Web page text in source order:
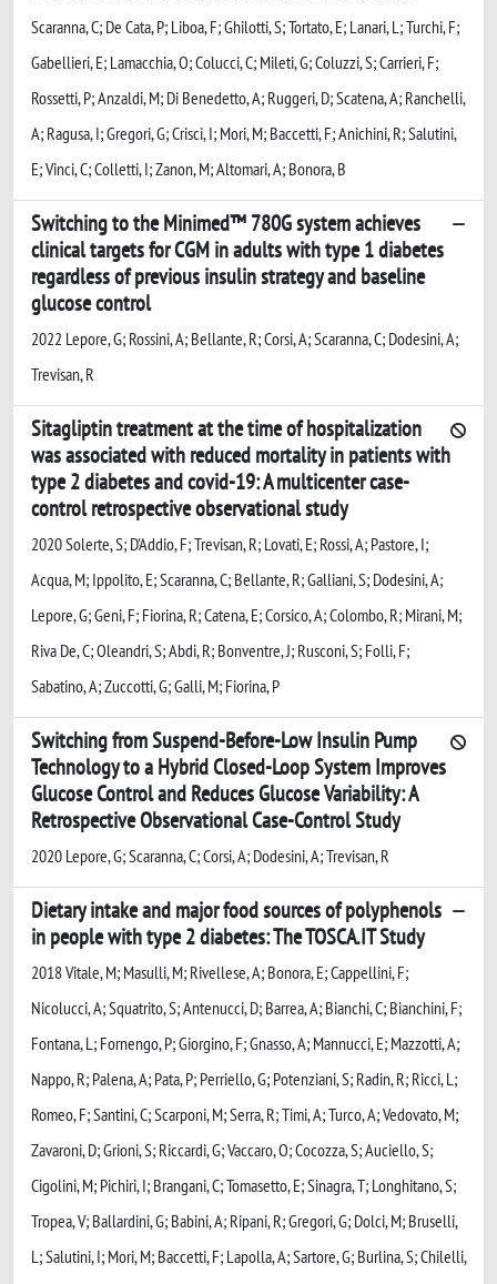
Scaranna, C; De Cata, P; Liboa, F; Ghilotti, S; Tortato, E; Lanari, L; Turchi, F;
Gabellieri, E; Lamacchia, O; Colucci, C; Mileti, G; Coluzzi, S; Carrieri, F;
Rossetti, P; Anzaldi, M; Di Benedetto, A; Ruggeri, D; Scatena, A; Ranchelli,
A; Ragusa, I; Gregori, G; Crisci, I; Mori, M; Baccetti, F; Anichini, R; Salutini,
E; Vinci, C; Colletti, I; Zanon, M; Altomari, A; Bonora, B
Switching to the Minimed™ 780G system achieves
clinical targets for CGM in adults with type 1 diabetes
regardless of previous insulin strategy and baseline
glucose control
2022 Lepore, G; Rossini, A; Bellante, R; Corsi, A; Scaranna, C; Dodesini, A;
Trevisan, R
Sitagliptin treatment at the time of hospitalization
was associated with reduced mortality in patients with
type 2 diabetes and covid-19: A multicenter case-
control retrospective observational study
2020 Solerte, S; D'Addio, F; Trevisan, R; Lovati, E; Rossi, A; Pastore, I;
Acqua, M; Ippolito, E; Scaranna, C; Bellante, R; Galliani, S; Dodesini, A;
Lepore, G; Geni, F; Fiorina, R; Catena, E; Corsico, A; Colombo, R; Mirani, M;
Riva De, C; Oleandri, S; Abdi, R; Bonventre, J; Rusconi, S; Folli, F;
Sabatino, A; Zuccotti, G; Galli, M; Fiorina, P
Switching from Suspend-Before-Low Insulin Pump
Technology to a Hybrid Closed-Loop System Improves
Glucose Control and Reduces Glucose Variability: A
Retrospective Observational Case-Control Study
2020 Lepore, G; Scaranna, C; Corsi, A; Dodesini, A; Trevisan, R
Dietary intake and major food sources of polyphenols
in people with type 2 diabetes: The TOSCA.IT Study
2018 Vitale, M; Masulli, M; Rivellese, A; Bonora, E; Cappellini, F;
Nicolucci, A; Squatrito, S; Antenucci, D; Barrea, A; Bianchi, C; Bianchini, F;
Fontana, L; Fornengo, P; Giorgino, F; Gnasso, A; Mannucci, E; Mazzotti, A;
Nappo, R; Palena, A; Pata, P; Perriello, G; Potenziani, S; Radin, R; Ricci, L;
Romeo, F; Santini, C; Scarponi, M; Serra, R; Timi, A; Turco, A; Vedovato, M;
Zavaroni, D; Grioni, S; Riccardi, G; Vaccaro, O; Cocozza, S; Auciello, S;
Cigolini, M; Pichiri, I; Brangani, C; Tomasetto, E; Sinagra, T; Longhitano, S;
Tropea, V; Ballardini, G; Babini, A; Ripani, R; Gregori, G; Dolci, M; Bruselli,
L; Salutini, I; Mori, M; Baccetti, F; Lapolla, A; Sartore, G; Burlina, S; Chilelli,